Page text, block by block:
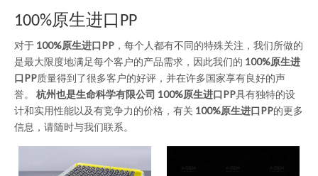
100%原生进口PP
对于 100%原生进口PP ，每个人都有不同的特殊关注，我们所做的
是最大限度地满足每个客户的产品需求，因此我们的 100%原生进
口PP质量得到了很多客户的好评，并在许多国家享有良好的声
誉。 杭州也是生命科学有限公司 100%原生进口PP具有独特的设
计和实用性能以及有竞争力的价格，有关 100%原生进口PP的更多
信息，请随时与我们联系。